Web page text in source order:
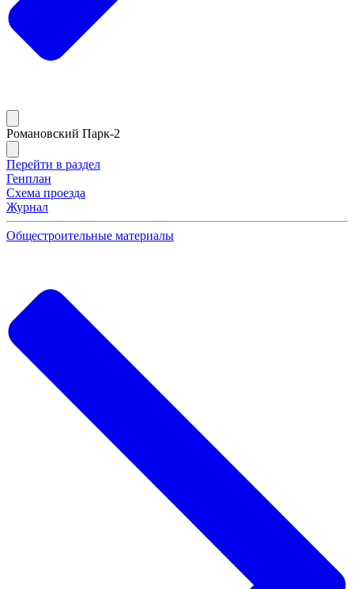
Романовский Парк-2
Перейти в раздел
Генплан
Схема проезда
Журнал
Общестроительные материалы